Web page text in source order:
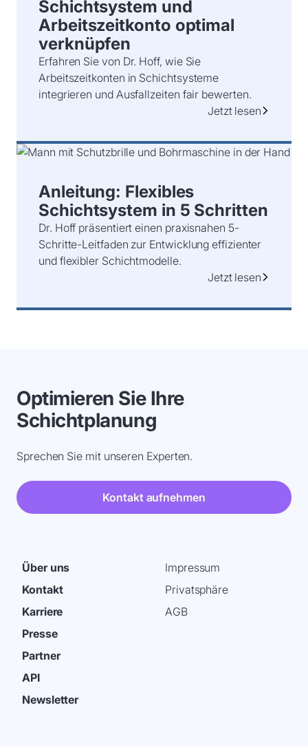
Schichtsystem und
Arbeitszeitkonto optimal
verknüpfen
Erfahren Sie von Dr. Hoff, wie Sie
Arbeitszeitkonten in Schichtsysteme
integrieren und Ausfallzeiten fair bewerten.
Jetzt lesen
Anleitung: Flexibles
Schichtsystem in 5 Schritten
Dr. Hoff präsentiert einen praxisnahen 5-
Schritte-Leitfaden zur Entwicklung effizienter
und flexibler Schichtmodelle.
Jetzt lesen
Kontakt aufnehmen
Über uns
Kontakt
Karriere
Presse
Partner
API
Newsletter
Optimieren Sie Ihre
Schichtplanung
Sprechen Sie mit unseren Experten.
Impressum
Privatsphäre
AGB